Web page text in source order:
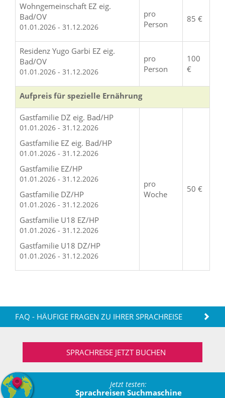
Wohngemeinschaft EZ eig.
Bad/OV
01.01.2026 - 31.12.2026
pro
Person
85 €
Residenz Yugo Garbi EZ eig.
Bad/OV
01.01.2026 - 31.12.2026
pro
Person
100
€
Aufpreis für spezielle Ernährung
Gastfamilie DZ eig. Bad/HP
01.01.2026 - 31.12.2026
Gastfamilie EZ eig. Bad/HP
01.01.2026 - 31.12.2026
Gastfamilie EZ/HP
01.01.2026 - 31.12.2026
Gastfamilie DZ/HP
01.01.2026 - 31.12.2026
Gastfamilie U18 EZ/HP
01.01.2026 - 31.12.2026
Gastfamilie U18 DZ/HP
01.01.2026 - 31.12.2026
pro
Woche
50 €
FAQ - HÄUFIGE FRAGEN ZU IHRER SPRACHREISE
SPRACHREISE JETZT BUCHEN
Jetzt testen:
Sprachreisen Suchmaschine